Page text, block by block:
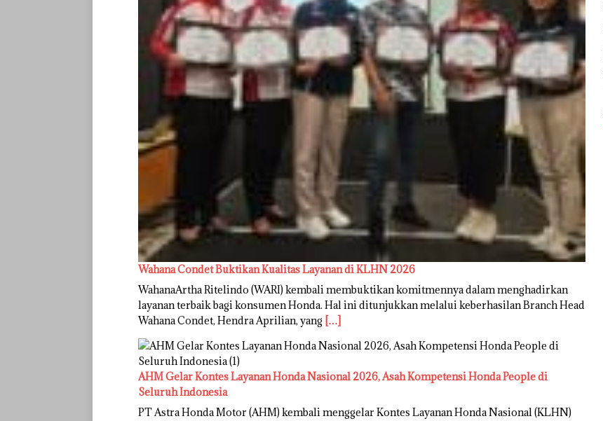
Wahana Condet Buktikan Kualitas Layanan di KLHN 2026
WahanaArtha Ritelindo (WARI) kembali membuktikan komitmennya dalam menghadirkan
layanan terbaik bagi konsumen Honda. Hal ini ditunjukkan melalui keberhasilan Branch Head
Wahana Condet, Hendra Aprilian, yang […]
AHM Gelar Kontes Layanan Honda Nasional 2026, Asah Kompetensi Honda People di
Seluruh Indonesia
PT Astra Honda Motor (AHM) kembali menggelar Kontes Layanan Honda Nasional (KLHN)